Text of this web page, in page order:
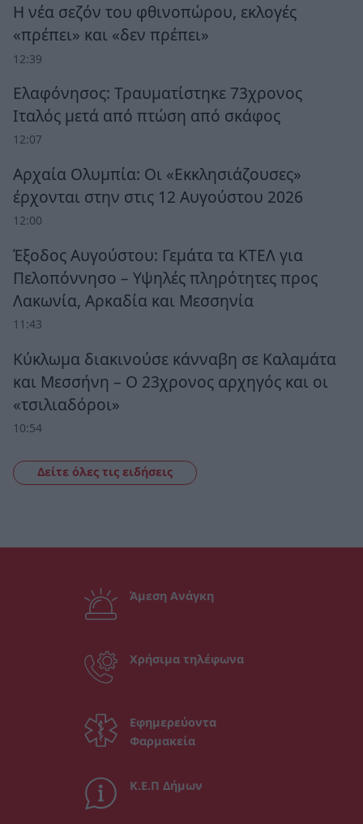
Η νέα σεζόν του φθινοπώρου, εκλογές
«πρέπει» και «δεν πρέπει»
12:39
Ελαφόνησος: Τραυματίστηκε 73χρονος
Ιταλός μετά από πτώση από σκάφος
12:07
Αρχαία Ολυμπία: Οι «Εκκλησιάζουσες»
έρχονται στην στις 12 Αυγούστου 2026
12:00
Έξοδος Αυγούστου: Γεμάτα τα ΚΤΕΛ για
Πελοπόννησο – Υψηλές πληρότητες προς
Λακωνία, Αρκαδία και Μεσσηνία
11:43
Κύκλωμα διακινούσε κάνναβη σε Καλαμάτα
και Μεσσήνη – Ο 23χρονος αρχηγός και οι
«τσιλιαδόροι»
10:54
Δείτε όλες τις ειδήσεις
Άμεση Ανάγκη
Χρήσιμα τηλέφωνα
Εφημερεύοντα
Φαρμακεία
Κ.Ε.Π Δήμων